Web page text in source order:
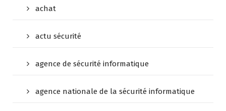
achat
actu sécurité
agence de sécurité informatique
agence nationale de la sécurité informatique